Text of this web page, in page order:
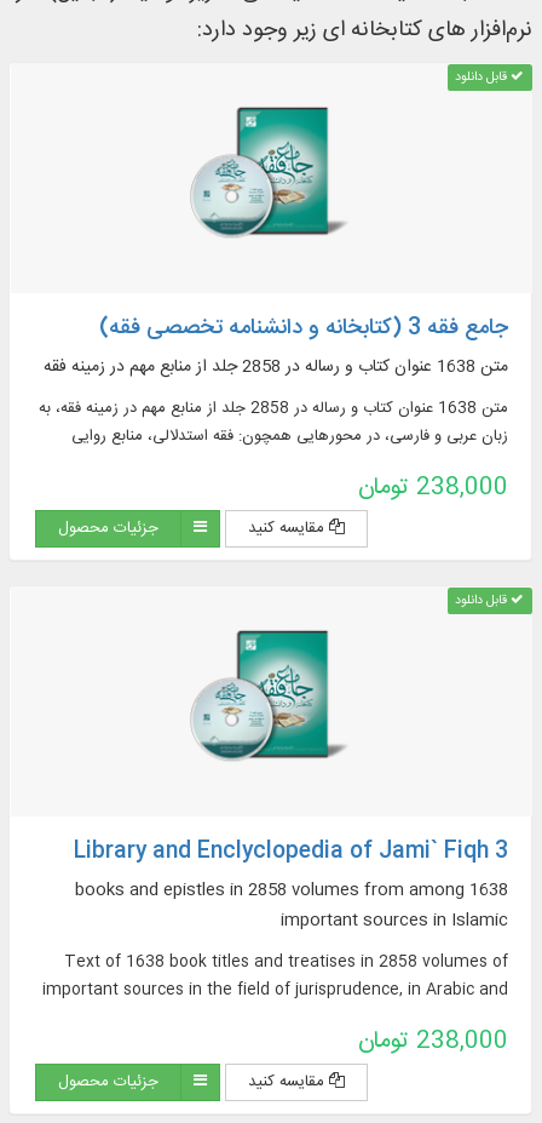
نرم‌افزار های کتابخانه ای زیر وجود دارد:
قابل دانلود
جامع فقه 3 (کتابخانه و دانشنامه تخصصی فقه)
متن 1638 عنوان کتاب و رساله در 2858 جلد از منابع مهم در زمينه فقه
متن 1638 عنوان کتاب و رساله در 2858 جلد از منابع مهم در زمينه فقه، به
زبان عربی و فارسی، در محورهایی همچون: فقه استدلالی، منابع روایی
مستحدثه، فقه مقارن ...
238,000 تومان
مقایسه کنید جزئیات محصول
قابل دانلود
Library and Enclyclopedia of Jami` Fiqh 3
1638 books and epistles in 2858 volumes from among
important sources in Islamic
Text of 1638 book titles and treatises in 2858 volumes of
important sources in the field of jurisprudence, in Arabic and
narrative sources of jurisprudence, supplications and
pilgrimages, practical inquiries and treatises, Hajj rituals and
newly introduced issues, contemporary jurisprudence...
238,000 تومان
مقایسه کنید جزئیات محصول